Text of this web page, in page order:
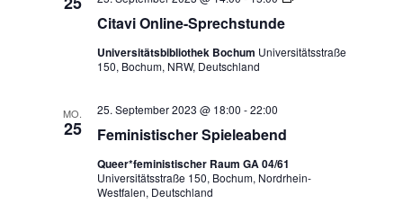
Citavi Online-Sprechstunde
Universitätsbibliothek Bochum Universitätsstraße
150, Bochum, NRW, Deutschland
MO.
25 Feministischer Spieleabend
25. September 2023 @ 18:00 -22:00
Queer*feministischer Raum GA 04/61
Universitätsstraße 150, Bochum, Nordrhein-
Westfalen, Deutschland